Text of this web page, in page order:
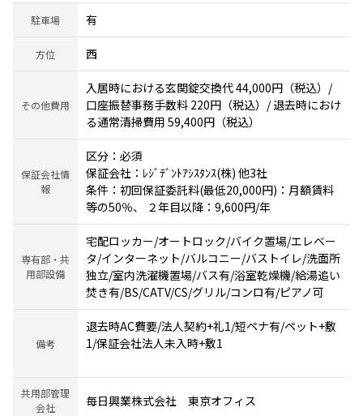
駐車場 有
方位 西
その他費用
入居時における玄関錠交換代 44,000円（税込）/
口座振替事務手数料 220円（税込）/ 退去時におけ
る通常清掃費用 59,400円（税込）
保証会社情
報
区分：必須
保証会社：ﾚｼﾞﾃﾞﾝﾄｱｼｽﾀﾝｽ(株) 他3社
条件：初回保証委託料(最低20,000円)：月額賃料
等の50％、 ２年目以降：9,600円/年
専有部・共
用部設備
宅配ロッカー/オートロック/バイク置場/エレベー
タ/インターネット/バルコニー/バストイレ/洗面所
独立/室内洗濯機置場/バス有/浴室乾燥機/給湯追い
焚き有/BS/CATV/CS/グリル/コンロ有/ピアノ可
備考
退去時AC費要/法人契約+礼1/短ペナ有/ペット+敷
1/保証会社法人未入時+敷1
共用部管理
会社
毎日興業株式会社 東京オフィス